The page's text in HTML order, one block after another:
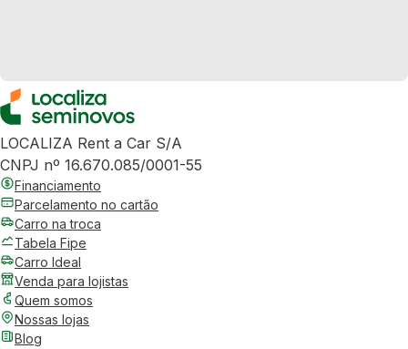
LOCALIZA Rent a Car S/A
CNPJ nº 16.670.085/0001-55
Financiamento
Parcelamento no cartão
Carro na troca
Tabela Fipe
Carro Ideal
Venda para lojistas
Quem somos
Nossas lojas
Blog